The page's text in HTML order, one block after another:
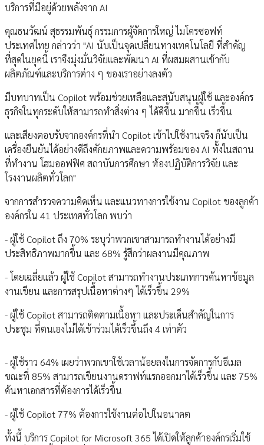
บริการที่มีอยู่ด้วยพลังจาก AI
คุณธนวัฒน์ สุธรรมพันธุ์ กรรมการผู้จัดการใหญ่ ไมโครซอฟท์
ประเทศไทย กล่าวว่า "AI นับเป็นจุดเปลี่ยนทางเทคโนโลยี ที่สำคัญ
ที่สุดในยุคนี้ เราจึงมุ่งมั่นวิจัยและพัฒนา Al ที่ผสมผสานเข้ากับ
ผลิตภัณฑ์และบริการต่าง ๆ ของเราอย่างลงตัว
มีบทบาทเป็น Copilot พร้อมช่วยเหลือและสนับสนุนผู้ใช้ และองค์กร
ธุรกิจในทุกระดับให้สามารถทำสิ่งต่าง ๆ ได้ดีขึ้น มากขึ้น เร็วขึ้น
และเสียงตอบรับจากองค์กรที่นำ Copilot เข้าไปใช้งานจริง ก็นับเป็น
เครื่องยืนยันได้อย่างดีถึงศักยภาพและความพร้อมของ AI ทั้งในสถาน
ที่ทำงาน โฮมออฟฟิศ สถาบันการศึกษา ห้องปฏิบัติการวิจัย และ
โรงงานผลิตทั่วโลก"
จากการสำรวจความคิดเห็น และแนวทางการใช้งาน Copilot ของลูกค้า
องค์กรใน 41 ประเทศทั่วโลก พบว่า
- ผู้ใช้ Copilot ถึง 70% ระบุว่าพวกเขาสามารถทำงานได้อย่างมี
ประสิทธิภาพมากขึ้น และ 68% รู้สึกว่าผลงานมีคุณภาพ
- โดยเฉลี่ยแล้ว ผู้ใช้ Copilot สามารถทำงานประเภทการค้นหาข้อมูล
งานเขียน และการสรุปเนื้อหาต่างๆ ได้เร็วขึ้น 29%
- ผู้ใช้ Copilot สามารถติดตามเนื้อหา และประเด็นสำคัญในการ
ประชุม ที่ตนเองไม่ได้เข้าร่วมได้เร็วขึ้นถึง 4 เท่าตัว
- ผู้ใช้ราว 64% เผยว่าพวกเขาใช้เวลาน้อยลงในการจัดการกับอีเมล
ขณะที่ 85% สามารถเขียนงานดราฟท์แรกออกมาได้เร็วขึ้น และ 75%
ค้นหาเอกสารที่ต้องการได้เร็วขึ้น
- ผู้ใช้ Copilot 77% ต้องการใช้งานต่อไปในอนาคต
ทั้งนี้ บริการ Copilot for Microsoft 365 ได้เปิดให้ลูกค้าองค์กรเริ่มใช้